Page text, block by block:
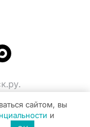
и массовых
сайтом, вы
и